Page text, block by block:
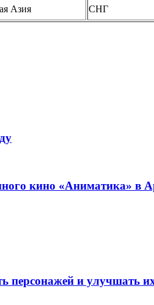
Азия
СНГ
кино «Аниматика» в
персонажей и улучшать